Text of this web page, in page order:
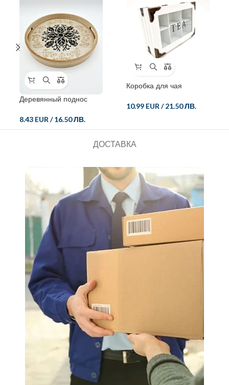
Деревянный поднос
8.43 EUR /16.50 ЛВ.
Коробка для чая
10.99 EUR /21.50 ЛВ.
ДОСТАВКА